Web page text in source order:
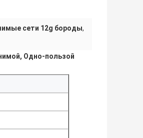
сети 12g бороды,
Одно-пользой